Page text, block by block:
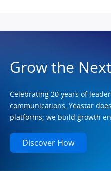
Grow the
Celebrating 20 years of
communications, Yeastar
platforms; we build growth
Discover How